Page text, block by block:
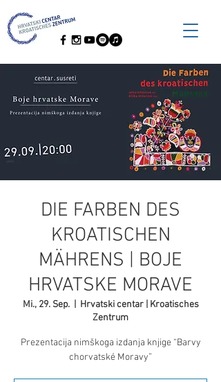
DIE FARBEN DES
KROATISCHEN
MÄHRENS | BOJE
HRVATSKE MORAVE
Mi., 29. Sep.
  |
Hrvatski centar | Kroatisches
Zentrum
Prezentacija nimškoga izdanja knjige “Barvy
chorvatské Moravy”